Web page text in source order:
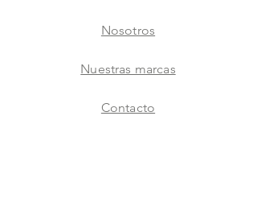
Nosotros
Nuestras marcas
Contacto